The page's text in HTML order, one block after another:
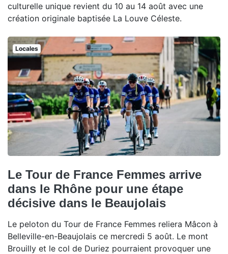
culturelle unique revient du 10 au 14 août avec une
création originale baptisée La Louve Céleste.
Locales
Le Tour de France Femmes arrive
dans le Rhône pour une étape
décisive dans le Beaujolais
Le peloton du Tour de France Femmes reliera Mâcon à
Belleville-en-Beaujolais ce mercredi 5 août. Le mont
Brouilly et le col de Duriez pourraient provoquer une